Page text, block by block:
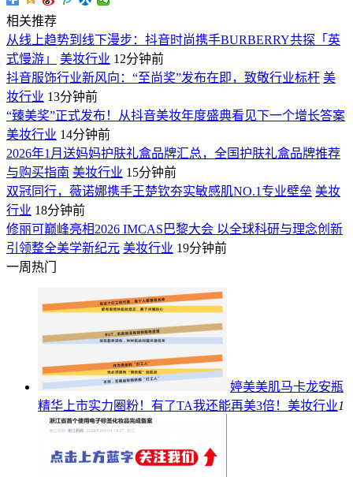
相关推荐
从线上趋势到线下漫步：抖音时尚携手BURBERRY共探「英
式慢游」
美妆行业 12分钟前
抖音服饰行业新风向：“至尚奖”发布在即，致敬行业标杆 美
妆行业 13分钟前
“臻美奖”正式发布！从抖音美妆年度盛典看见下一个增长答案
美妆行业 14分钟前
2026年1月送妈妈护肤礼盒品牌汇总，全国护肤礼盒品牌推荐
与购买指南 美妆行业 15分钟前
双冠同行，薇诺娜携手王楚钦夯实敏感肌NO.1专业壁垒 美妆
行业 18分钟前
修丽可巅峰亮相2026 IMCAS巴黎大会 以全球科研与理念创新
引领整全美学新纪元 美妆行业 19分钟前
一周热门
婷美美肌马卡龙安瓶
精华上市实力圈粉！有了TA我还能再美3倍！ 美妆行业1